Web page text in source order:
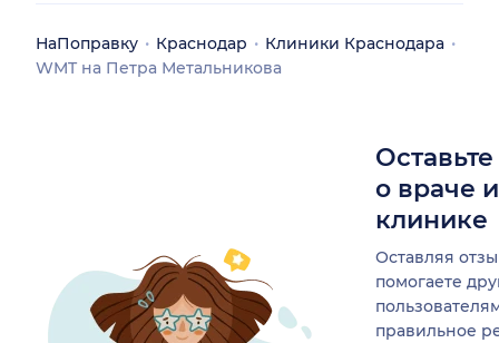
НаПоправку Краснодар
Клиники Краснодара
WMT на Петра Метальникова
о враче
клинике
Оставляя
помогаете
правильное